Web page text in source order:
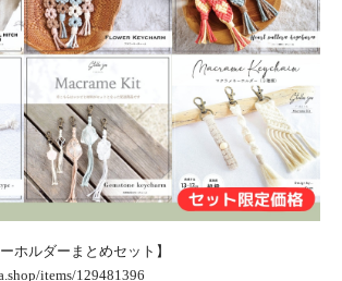
ホルダーまとめセット】
items/129481396